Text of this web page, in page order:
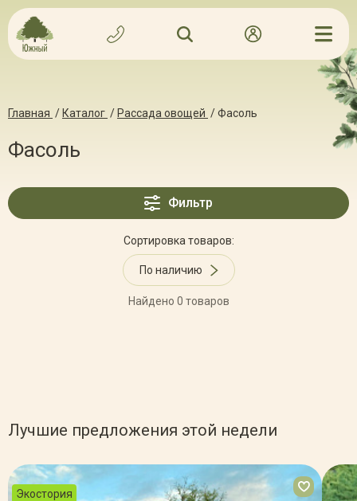
Главная / Каталог / Рассада овощей /Фасоль
Фасоль
Фильтр
Сортировка товаров:
По наличию
Найдено 0 товаров
Лучшие предложения этой недели
Экостория